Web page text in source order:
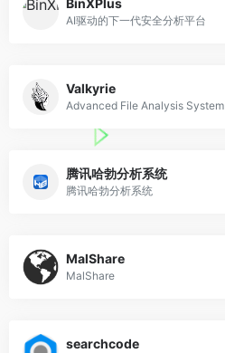
BinXPlus
AI驱动的下一代安全分析平台
Valkyrie
Advanced File Analysis System
腾讯哈勃分析系统
腾讯哈勃分析系统
MalShare
MalShare
searchcode